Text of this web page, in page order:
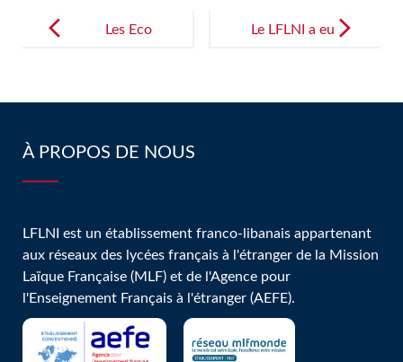
navigation
Les Eco
action!v
Le LFLNI a eu
et membre de
la commission
nationale des
disparus de la
guerre.
À PROPOS DE NOUS
LFLNI est un établissement franco-libanais appartenant
aux réseaux des lycées français à l'étranger de la Mission
Laïque Française (MLF) et de l'Agence pour
l'Enseignement Français à l'étranger (AEFE).